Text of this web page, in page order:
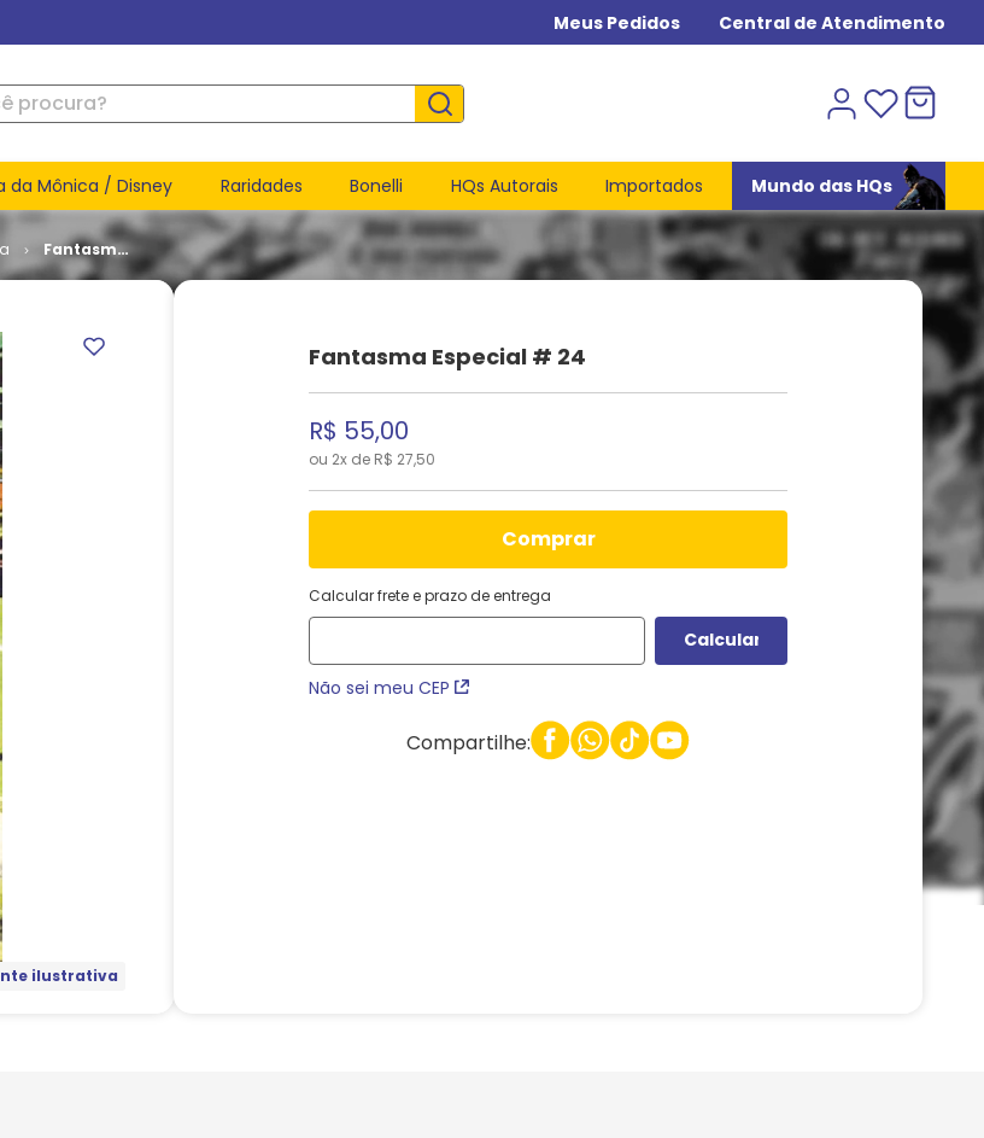
Meus Pedidos Central de Atendimento
da Mônica / Disney Raridades Bonelli HQs Autorais Importados Mundo das HQs
Fantasma
Especial #
ilustrativa
Fantasma Especial # 24
R$ 55,00
ou 2x de R$ 27,50
comprar
Calcular frete e prazo de entrega
Não sei meu CEP
Compartilhe: